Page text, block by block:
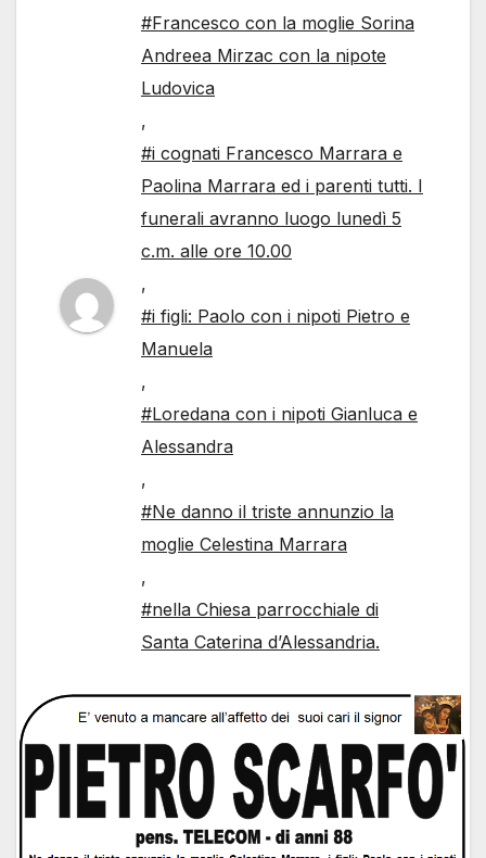
#Francesco con la moglie Sorina
Andreea Mirzac con la nipote
Ludovica
,
#i cognati Francesco Marrara e
Paolina Marrara ed i parenti tutti. I
funerali avranno luogo lunedì 5
c.m. alle ore 10.00
,
#i figli: Paolo con i nipoti Pietro e
Manuela
,
#Loredana con i nipoti Gianluca e
Alessandra
,
#Ne danno il triste annunzio la
moglie Celestina Marrara
,
#nella Chiesa parrocchiale di
Santa Caterina d’Alessandria.